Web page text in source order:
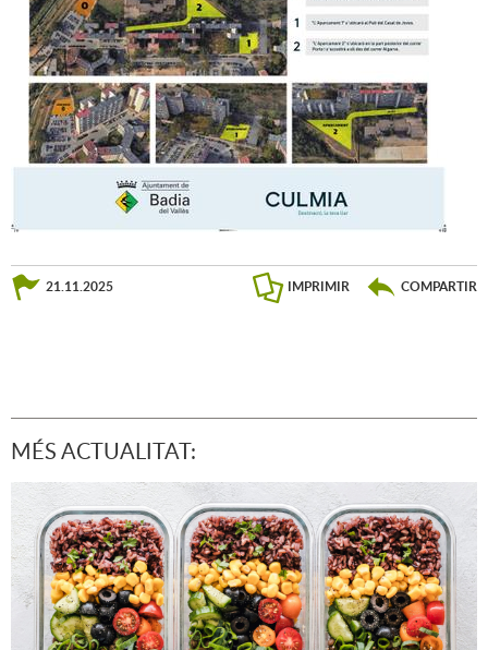
21.11.2025 IMPRIMIR COMPARTIR
MÉS ACTUALITAT: